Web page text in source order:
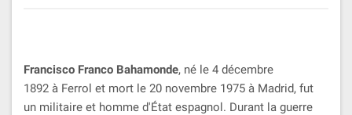
Francisco Franco Bahamonde, né le 4 décembre
1892 à Ferrol et mort le 20 novembre 1975 à Madrid, fut
un militaire et homme d'État espagnol. Durant la guerre